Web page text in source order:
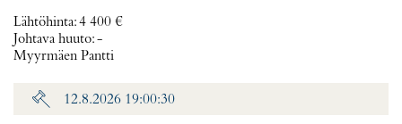
Lähtöhinta:4 400 €
Johtava huuto:-
Myyrmäen Pantti
12.8.2026 19:00:30